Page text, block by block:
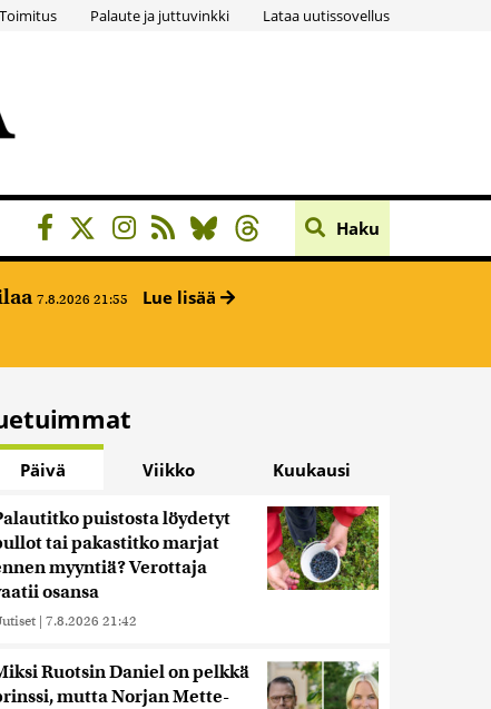
Toimitus Palaute ja juttuvinkki Lataa uutissovellus
Haku
7.8.2026 21:55 Lue lisää
Päivä Viikko Kuukausi
puistosta löydetyt
tai pakastitko marjat
myyntiä? Verottaja
osansa
| 7.8.2026 21:42
Ruotsin Daniel on pelkkä
mutta Norjan Mette-